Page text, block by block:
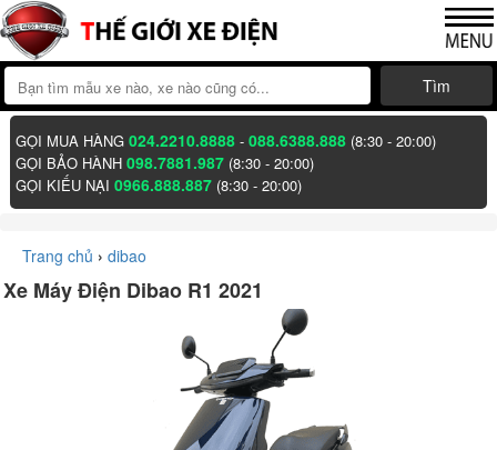
Tìm
GỌI MUA HÀNG024.2210.8888 -088.6388.888 (8:30 - 20:00)
GỌI BẢO HÀNH098.7881.987 (8:30 - 20:00)
GỌI KIẾU NẠI0966.888.887 (8:30 - 20:00)
Trang chủ › dibao
Xe Máy Điện Dibao R1 2021